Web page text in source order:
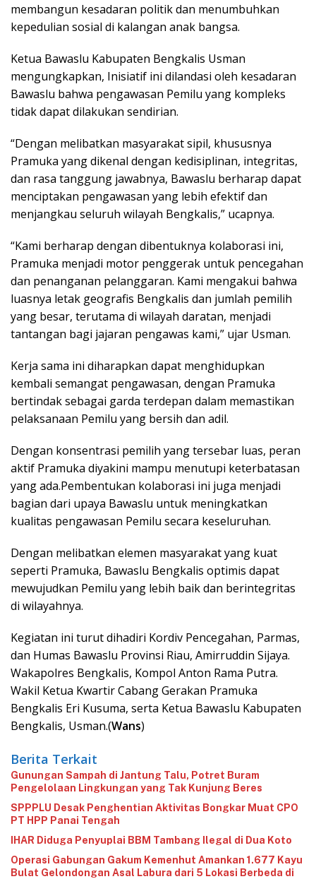
membangun kesadaran politik dan menumbuhkan
kepedulian sosial di kalangan anak bangsa.
Ketua Bawaslu Kabupaten Bengkalis Usman
mengungkapkan, Inisiatif ini dilandasi oleh kesadaran
Bawaslu bahwa pengawasan Pemilu yang kompleks
tidak dapat dilakukan sendirian.
“Dengan melibatkan masyarakat sipil, khususnya
Pramuka yang dikenal dengan kedisiplinan, integritas,
dan rasa tanggung jawabnya, Bawaslu berharap dapat
menciptakan pengawasan yang lebih efektif dan
menjangkau seluruh wilayah Bengkalis,” ucapnya.
“Kami berharap dengan dibentuknya kolaborasi ini,
Pramuka menjadi motor penggerak untuk pencegahan
dan penanganan pelanggaran. Kami mengakui bahwa
luasnya letak geografis Bengkalis dan jumlah pemilih
yang besar, terutama di wilayah daratan, menjadi
tantangan bagi jajaran pengawas kami,” ujar Usman.
Kerja sama ini diharapkan dapat menghidupkan
kembali semangat pengawasan, dengan Pramuka
bertindak sebagai garda terdepan dalam memastikan
pelaksanaan Pemilu yang bersih dan adil.
Dengan konsentrasi pemilih yang tersebar luas, peran
aktif Pramuka diyakini mampu menutupi keterbatasan
yang ada.Pembentukan kolaborasi ini juga menjadi
bagian dari upaya Bawaslu untuk meningkatkan
kualitas pengawasan Pemilu secara keseluruhan.
Dengan melibatkan elemen masyarakat yang kuat
seperti Pramuka, Bawaslu Bengkalis optimis dapat
mewujudkan Pemilu yang lebih baik dan berintegritas
di wilayahnya.
Kegiatan ini turut dihadiri Kordiv Pencegahan, Parmas,
dan Humas Bawaslu Provinsi Riau, Amirruddin Sijaya.
Wakapolres Bengkalis, Kompol Anton Rama Putra.
Wakil Ketua Kwartir Cabang Gerakan Pramuka
Bengkalis Eri Kusuma, serta Ketua Bawaslu Kabupaten
Bengkalis, Usman.(Wans)
Berita Terkait
Gunungan Sampah di Jantung Talu, Potret Buram
Pengelolaan Lingkungan yang Tak Kunjung Beres
‎SPPPLU Desak Penghentian Aktivitas Bongkar Muat CPO
PT HPP Panai Tengah‎
‎IHAR Diduga Penyuplai BBM Tambang Ilegal di Dua Koto‎
Operasi Gabungan Gakum Kemenhut Amankan 1.677 Kayu
Bulat Gelondongan Asal Labura dari 5 Lokasi Berbeda di